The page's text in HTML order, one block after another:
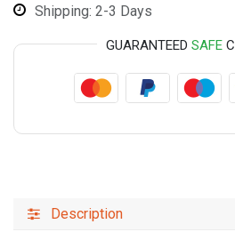
Shipping: 2-3 Days
GUARANTEED SAFE
Description